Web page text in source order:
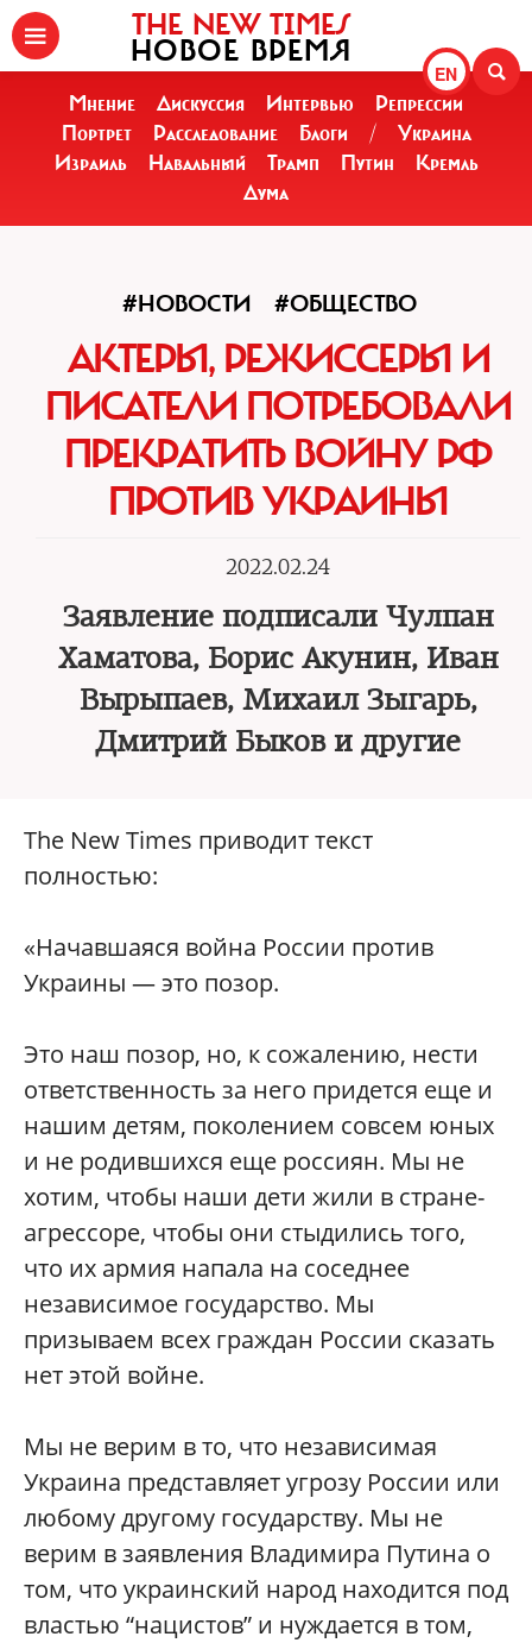
EN
THE NEW TIMES
НОВОЕ ВРЕМЯ
Мнение Дискуссия Интервью
Репрессии
Портрет
Расследование Блоги /
Украина
Израиль
Навальный Трамп Путин
Кремль
Дума
#НОВОСТИ #ОБЩЕСТВО
АКТЕРЫ, РЕЖИССЕРЫ И
ПИСАТЕЛИ ПОТРЕБОВАЛИ
ПРЕКРАТИТЬ ВОЙНУ РФ
ПРОТИВ УКРАИНЫ
2022.02.24
Заявление подписали Чулпан
Хаматова, Борис Акунин, Иван
Вырыпаев, Михаил Зыгарь,
Дмитрий Быков и другие
The New Times приводит текст
полностью:
«Начавшаяся война России против
Украины — это позор.
Это наш позор, но, к сожалению, нести
ответственность за него придется еще и
нашим детям, поколением совсем юных
и не родившихся еще россиян. Мы не
хотим, чтобы наши дети жили в стране-
агрессоре, чтобы они стыдились того,
что их армия напала на соседнее
независимое государство. Мы
призываем всех граждан России сказать
нет этой войне.
Мы не верим в то, что независимая
Украина представляет угрозу России или
любому другому государству. Мы не
верим в заявления Владимира Путина о
том, что украинский народ находится под
властью “нацистов” и нуждается в том,